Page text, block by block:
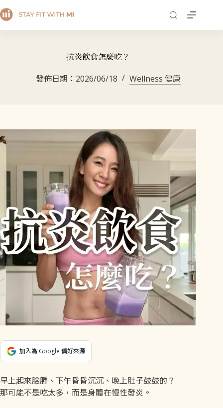
抗炎飲食怎麼吃？
發佈日期： 2026/06/18 Wellness 健康
加入為 Google 偏好來源
早上起來臉腫、下午昏昏沉沉、晚上肚子鼓鼓的？
那可能不是吃太多，而是身體在慢性發炎。